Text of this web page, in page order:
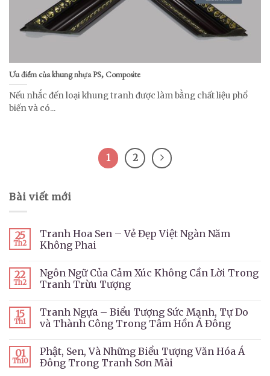
Ưu điểm của khung nhựa PS, Composite
Nếu nhắc đến loại khung tranh được làm bằng chất liệu phổ
biến và có...
1 2
Bài viết mới
25
Th2
Tranh Hoa Sen – Vẻ Đẹp Việt Ngàn Năm
Không Phai
22
Th2
Ngôn Ngữ Của Cảm Xúc Không Cần Lời Trong
Tranh Trừu Tượng
15
Th1
Tranh Ngựa – Biểu Tượng Sức Mạnh, Tự Do
và Thành Công Trong Tâm Hồn Á Đông
01
Th10
Phật, Sen, Và Những Biểu Tượng Văn Hóa Á
Đông Trong Tranh Sơn Mài